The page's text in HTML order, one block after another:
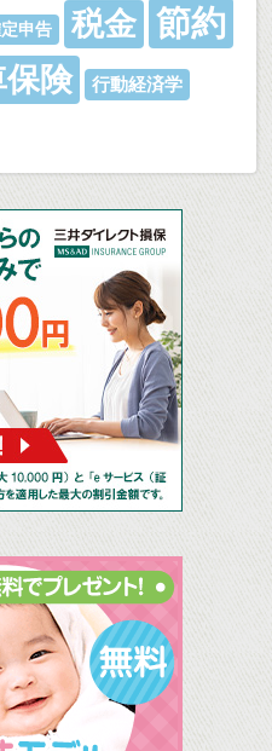
申告 税金 節約
保険 行動経済学